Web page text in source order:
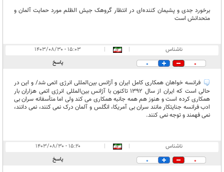
برخورد جدی و پشیمان کننده‌ای در انتظار گروهک جیش الظلم مورد حمایت آلمان و
متحدانش است
ناشناس |
|
۱۵:۰۳ - ۱۴۰۳/۰۸/۳۰
0
0 پاسخ
فرانسه خواهان همکاری کامل ایران و آژانس بین‌المللی انرژی اتمی شد/ و این در
حالی است که ایران از سال 1392 تاکنون با آژانس بین‌المللی انرژی اتمی هزاران بار
همکاری کرده است و هنوز هم همه جانبه همکاری می کند ولی اما متأسفانه سران بی
ادب فرانسه جنایتکار مانند سران بی آمریکا، انگلس و آلمان درک نمی کنند، نمی دانند،
نمی فهمند و توجه نمی کنند.
ناشناس |
|
۱۵:۲۰ - ۱۴۰۳/۰۸/۳۰
0
0 پاسخ